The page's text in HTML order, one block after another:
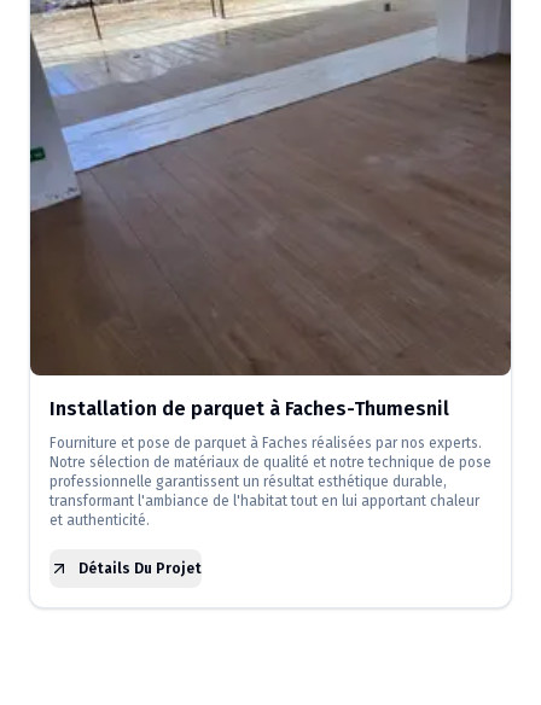
Installation de parquet à Faches-Thumesnil
Fourniture et pose de parquet à Faches réalisées par nos experts.
Notre sélection de matériaux de qualité et notre technique de pose
professionnelle garantissent un résultat esthétique durable,
transformant l'ambiance de l'habitat tout en lui apportant chaleur
et authenticité.
Détails Du Projet